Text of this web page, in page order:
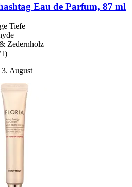
Eau de Parfum, 87 ml
Tiefe
Zedernholz
l)
August